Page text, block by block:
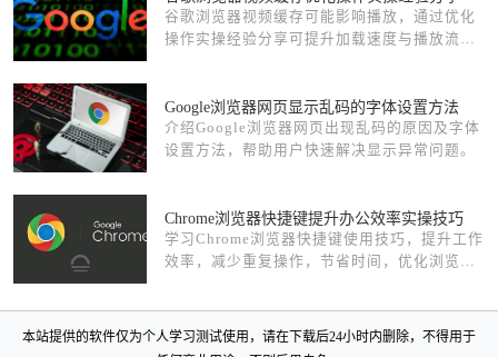
谷歌浏览器视频缓存可能影响播放，通过优化
操作实操经验分享可提升加载速度与播放流畅
Google浏览器网页显示乱码的字体设置方法
介绍Google浏览器网页出现乱码的原因及字体
设置方法，帮助用户快速解决显示异常问题。
Chrome浏览器快捷键提升办公效率实操技巧
学习Chrome浏览器快捷键使用技巧，提升工作
效率，减少重复操作，节省时间，优化浏览器
本站提供的软件仅为个人学习测试使用，请在下载后24小时内删除，不得用于